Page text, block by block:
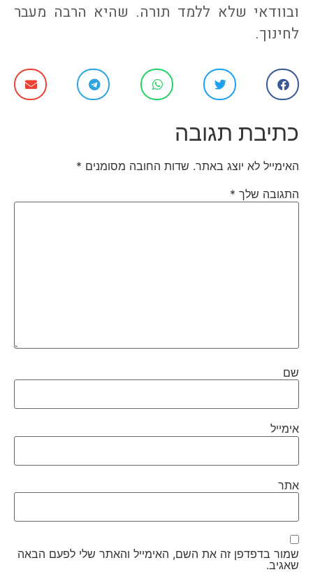
ובוודאי שלא ללמד תורה. שהיא הרבה מעבר
לחינוך.
כתיבת תגובה
האימייל לא יוצג באתר. שדות החובה מסומנים *
התגובה שלך *
שם
אימייל
אתר
שמור בדפדפן זה את השם, האימייל והאתר שלי לפעם הבאה
שאגיב.